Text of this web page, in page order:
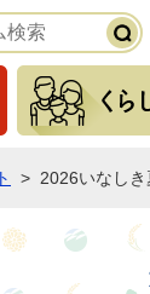
緊急の情報
> 2026いなし